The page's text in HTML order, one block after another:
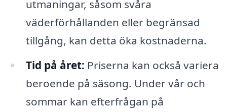
utmaningar, såsom svåra
väderförhållanden eller begränsad
tillgång, kan detta öka kostnaderna.
Tid på året: Priserna kan också variera
beroende på säsong. Under vår och
sommar kan efterfrågan på